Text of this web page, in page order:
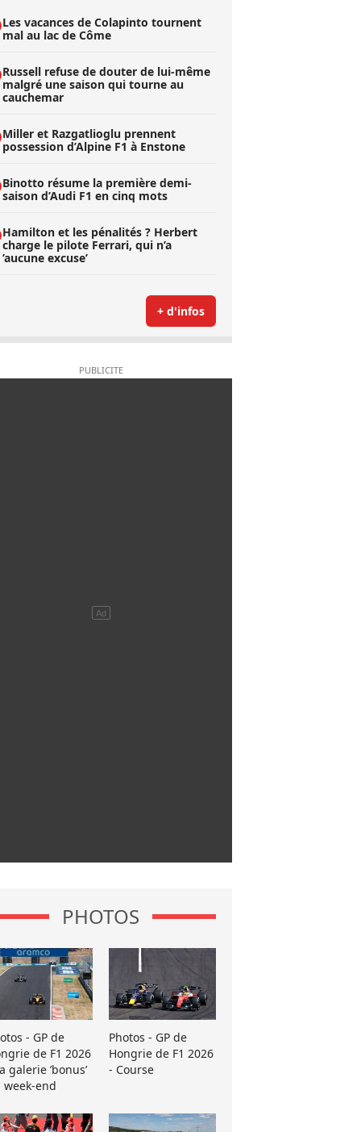
Les vacances de Colapinto tournent
mal au lac de Côme
Russell refuse de douter de lui-même
malgré une saison qui tourne au
cauchemar
Miller et Razgatlioglu prennent
possession d’Alpine F1 à Enstone
Binotto résume la première demi-
saison d’Audi F1 en cinq mots
Hamilton et les pénalités ? Herbert
charge le pilote Ferrari, qui n’a
’aucune excuse’
+ d'infos
PHOTOS
- GP de
de F1 2026
galerie ’bonus’
week-end
Photos - GP de
Hongrie de F1 2026
- Course